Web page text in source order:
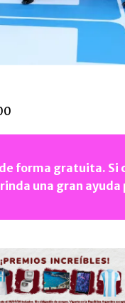
forma gratuita. Si
una gran